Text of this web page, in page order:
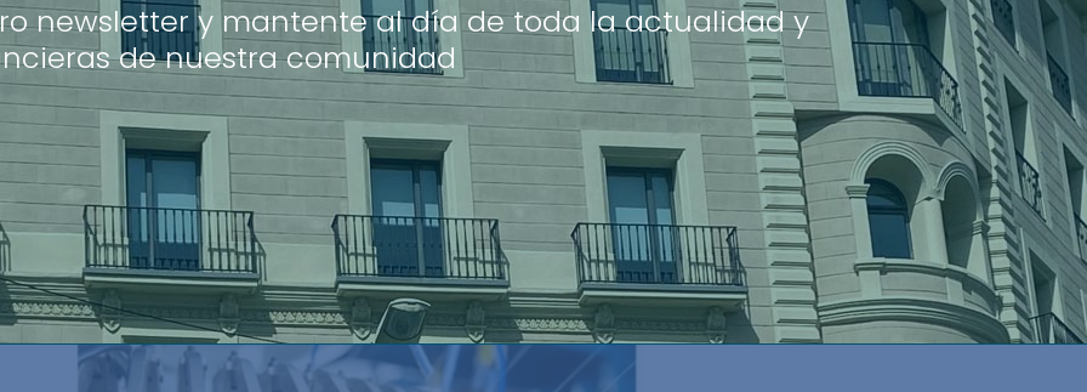
newsletter y mantente al día de toda la actualidad y
de nuestra comunidad